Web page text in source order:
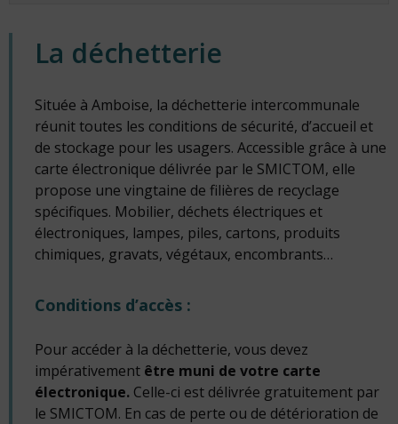
La déchetterie
Située à Amboise, la déchetterie intercommunale
réunit toutes les conditions de sécurité, d’accueil et
de stockage pour les usagers. Accessible grâce à une
carte électronique délivrée par le SMICTOM, elle
propose une vingtaine de filières de recyclage
spécifiques. Mobilier, déchets électriques et
électroniques, lampes, piles, cartons, produits
chimiques, gravats, végétaux, encombrants…
Conditions d’accès :
Pour accéder à la déchetterie, vous devez
impérativement être muni de votre carte
électronique. Celle-ci est délivrée gratuitement par
le SMICTOM. En cas de perte ou de détérioration de